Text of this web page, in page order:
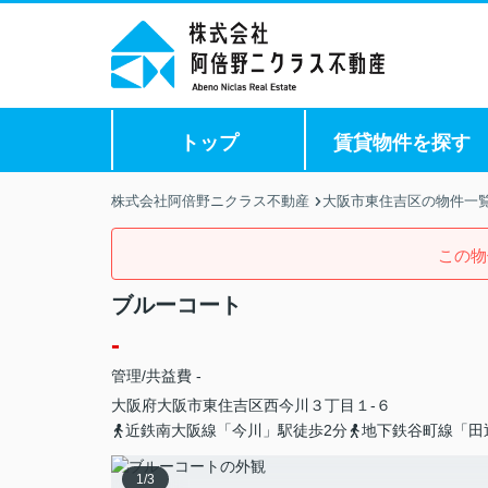
トップ 賃貸物件を探す
株式会社阿倍野ニクラス不動産 大阪市東住吉区の物件一
この
ブルーコート
-
管理/共益費 -
大阪府大阪市東住吉区西今川 ３丁目１-６
近鉄南大阪線「今川」駅徒歩2分
地下鉄谷町線「
1/3